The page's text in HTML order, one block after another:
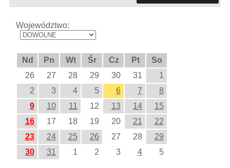
Województwo:
Nd Pn Wt Śr Cz Pt
So
26
27 28 29 30 31
1
2
3 4 5 6 7
8
9
10 11 12 13 14
15
16
17 18 19 20 21
22
23
24 25 26 27 28
29
30
31 1 2 3 4 5